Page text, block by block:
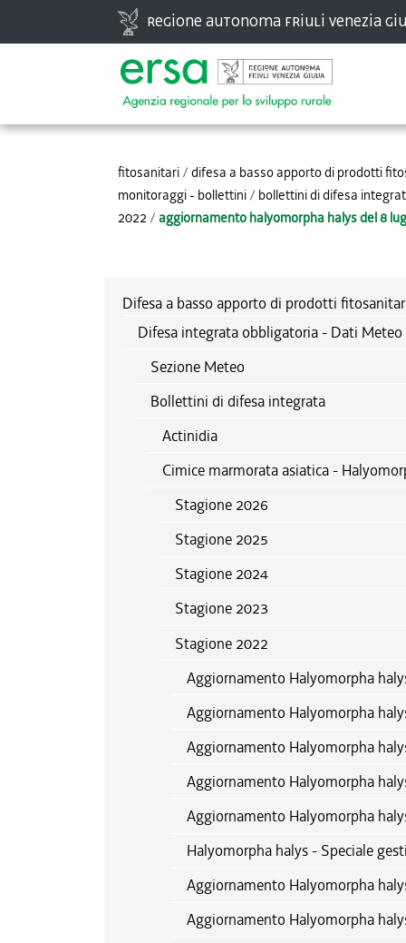
sulla
Regione autonoma Friuli Venezia
Strumenti
fitosanitari / difesa a basso apporto di prodotti
monitoraggi - bollettini / bollettini di difesa
2022 / aggiornamento halyomorpha halys del 8
Difesa a basso apporto di prodotti
Difesa integrata obbligatoria - Dati
Sezione Meteo
Bollettini di difesa integrata
Actinidia
Cimice marmorata asiatica -
Stagione 2026
Stagione 2025
Stagione 2024
Stagione 2023
Stagione 2022
Aggiornamento Halyomorpha
Aggiornamento Halyomorpha
Aggiornamento Halyomorpha
Aggiornamento Halyomorpha
Aggiornamento Halyomorpha
Halyomorpha halys - Speciale
Aggiornamento Halyomorpha
Aggiornamento Halyomorpha